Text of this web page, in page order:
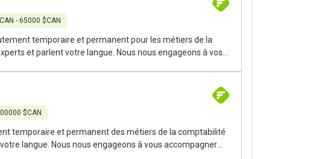
- 65000 $CAN
temporaire et permanent pour les métiers de la
et parlent votre langue. Nous nous engageons à vos
$CAN
temporaire et permanent des métiers de la comptabilité
langue. Nous nous engageons à vous accompagner